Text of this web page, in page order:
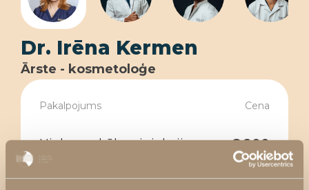
Dr. Irēna Kermen
Ārste - kosmetoloģe
Pakalpojums Cena
Hialuronskābes injekcijas no € 200
Botulīna toksīna injekcijas (1 €